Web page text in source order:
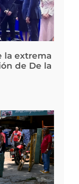
la extrema
de De la